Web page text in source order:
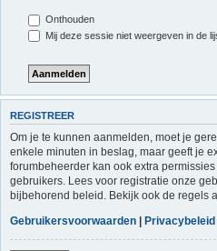
Onthouden
Mij deze sessie niet weergeven in de
REGISTREER
Om je te kunnen aanmelden, moet je
enkele minuten in beslag, maar geeft je
forumbeheerder kan ook extra
gebruikers. Lees voor registratie onze
bijbehorend beleid. Bekijk ook de regels
Gebruikersvoorwaarden | Privacybeleid